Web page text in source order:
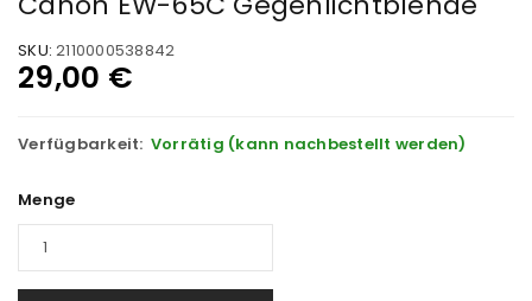
SKU: 2110000538842
29,00 €
Verfügbarkeit: Vorrätig (kann nachbestellt werden)
Menge